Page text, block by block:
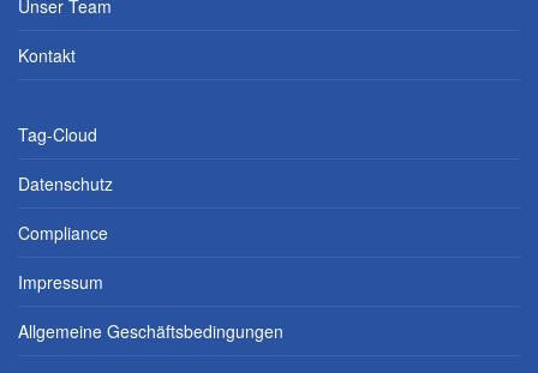
Unser Team
Kontakt
Tag-Cloud
Datenschutz
Compliance
Impressum
Allgemeine Geschäftsbedingungen